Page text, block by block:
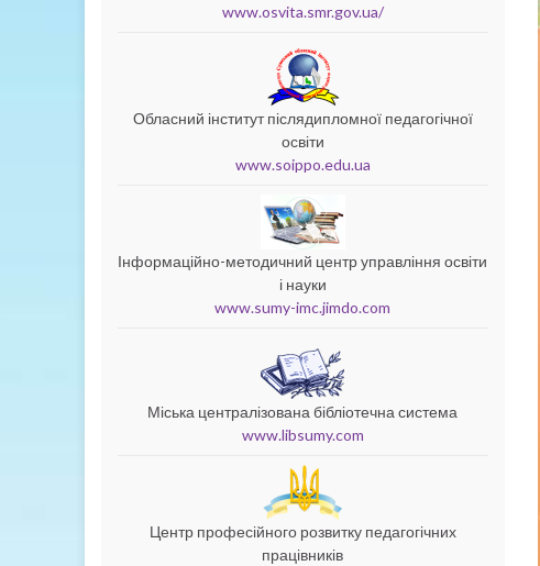
www.osvita.smr.gov.ua/
Обласний інститут післядипломної педагогічної
освіти
www.soippo.edu.ua
Інформаційно-методичний центр управління освіти
і науки
www.sumy-imc.jimdo.com
Міська централізована бібліотечна система
www.libsumy.com
Центр професійного розвитку педагогічних
працівників